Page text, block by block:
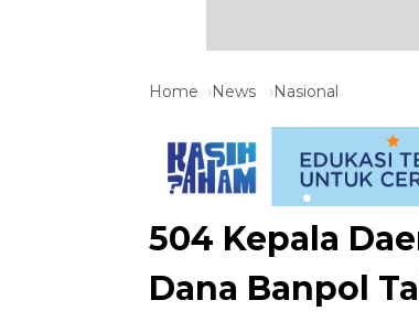
Home News Nasional
504 Kepala
Dana Banpol